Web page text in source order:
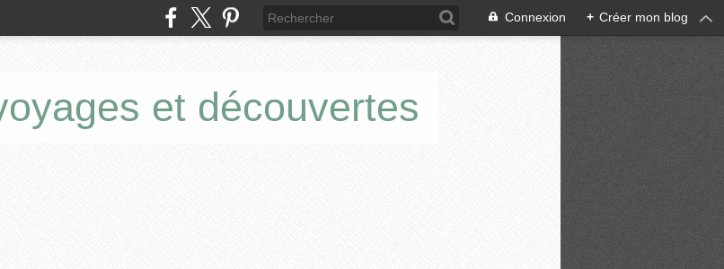
Connexion + Créer mon blog
et découvertes